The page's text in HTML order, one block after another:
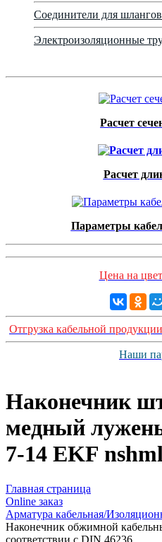
Соединители для
Электроизоляционные
Расчет
Расчет
Параметры
Цена на
Отгрузка кабельной
Наши
Наконечник
медный
7-14 EKF
Главная страница
Оnline заказ
Арматура кабельная/
Наконечник обжимной
соответствии с DIN 46236